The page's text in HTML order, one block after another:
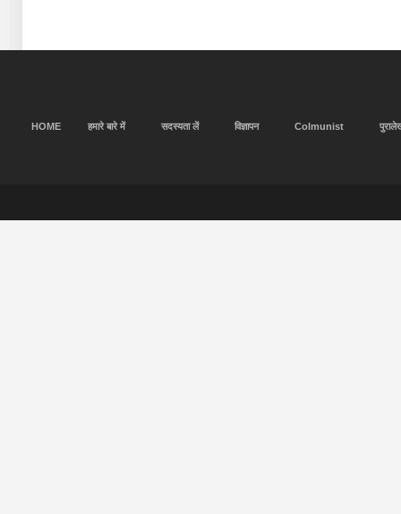
HOME हमारे बारे में सदस्यता लें विज्ञापन Colmunist